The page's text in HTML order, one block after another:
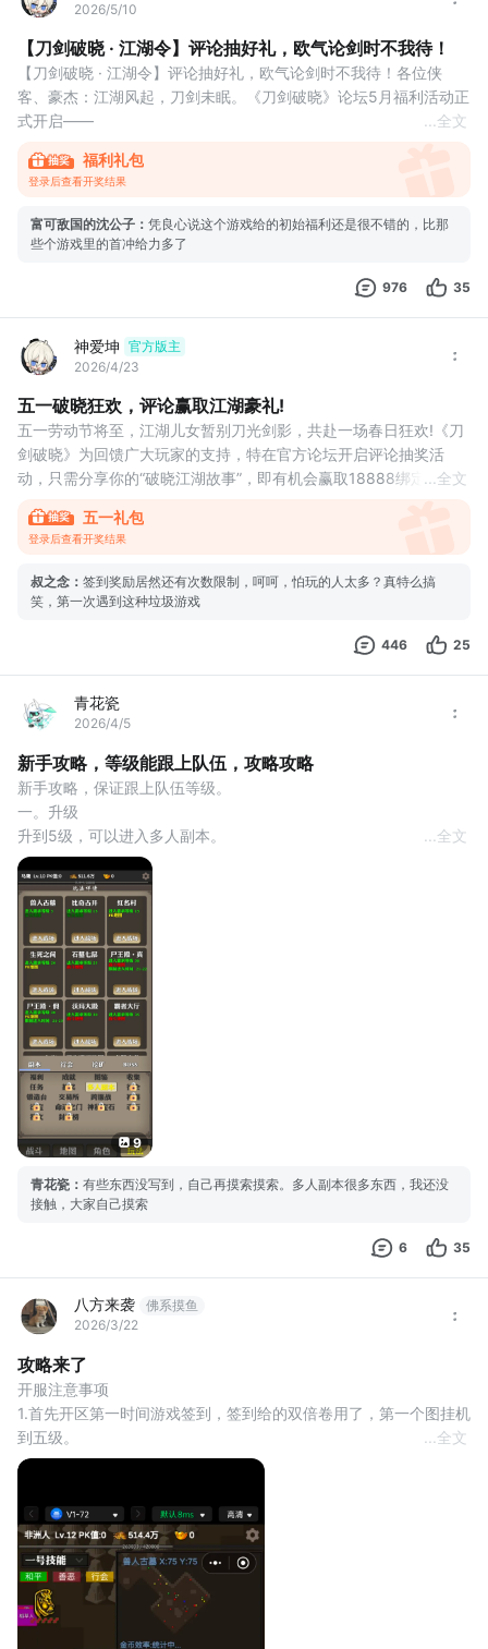
2026/5/10
【刀剑破晓 · 江湖令】评论抽好礼，欧气论剑时不我待！
【刀剑破晓 · 江湖令】评论抽好礼，欧气论剑时不我待！各位侠
客、豪杰：江湖风起，刀剑未眠。《刀剑破晓》论坛5月福利活动正
式开启——
无论你是初入江湖的新秀，还是名震四海的老侠，这一次，欧气说
了算！
🎁 活动奖品：
绑定元宝*16888
在本帖评论区留下你的“江湖宣言”或任意想说的，即可自动获得
全文
福利礼包
登录后查看开奖结果
富可敌国的沈公子 ： 凭良心说这个游戏给的初始福利还是很不错的，比那
些个游戏里的首冲给力多了
976 35
神爱坤 官方版主
2026/4/23
五一破晓狂欢，评论赢取江湖豪礼!
五一劳动节将至，江湖儿女暂别刀光剑影，共赴一场春日狂欢!《刀
剑破晓》为回馈广大玩家的支持，特在官方论坛开启评论抽奖活
动，只需分享你的“破晓江湖故事”，即有机会赢取18888绑定元
宝、金条，高级抽奖券等好礼，让你的五一假期“剑”彩纷呈!
参与方式
本帖下参与评论回复即可，比如游戏中遇到的难忘瞬间（比如第一
次爆出稀有装备、与兄弟并肩作战的热血时刻）；
- 对游戏的建议（比如希望新增的玩法、优化的系统）
全文
五一礼包
登录后查看开奖结果
叔之念 ： 签到奖励居然还有次数限制，呵呵，怕玩的人太多？真特么搞
笑，第一次遇到这种垃圾游戏
446 25
青花瓷
2026/4/5
新手攻略，等级能跟上队伍，攻略攻略
新手攻略，保证跟上队伍等级。
一。升级
升到5级，可以进入多人副本。
左下角的战斗是单人副本
单人+多人 经验都算的，所以尽量保持在线。
手机挂机，可以悬浮。如图
升到30级，加入行会，多人副本，选择行会，可以进入栈道，栈道
的经验高，怪物伤害低。
想升级快的同学，升到35级，去残阳灰烬(挂机凭证5个)。我没元
宝，没去过。
挂机凭证，这个东西500元宝一个，可以用绑定元宝买。盟
全文
9
青花瓷 ： 有些东西没写到，自己再摸索摸索。多人副本很多东西，我还没
接触，大家自己摸索
6 35
八方来袭
佛系摸鱼
2026/3/22
攻略来了
开服注意事项
1.首先开区第一时间游戏签到，签到给的双倍卷用了，第一个图挂机
到五级。
2，3级可以进城镇邮件领了二级新人血石（不然第二个图挂不住
进。
3，站不住尽量带战士技能，战士技能升级加防御，暴击，最重要的
是加攻速，这个游戏有多人模式首刀很重要，攻速快抢怪快，经验
快，升级快！首先把刺杀和攻杀升满
4，幸运，这种游戏幸运非常重
全文